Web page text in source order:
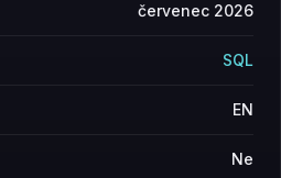
červenec 2026
SQL
EN
Ne